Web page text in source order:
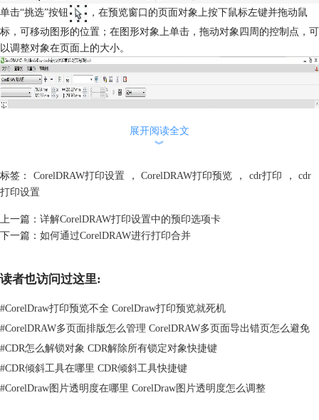
单击“挑选”按钮
，在预览窗口的页面对象上按下鼠标左键并拖动鼠
标，可移动图形的位置；在图形对象上单击，拖动对象四周的控制点，可
以调整对象在页面上的大小。
单击“页面中的图像位置”按钮，在弹出的的下拉列表中可选择打印对象在
展开阅读全文
︾
标签： CorelDRAW打印设置 ， CorelDRAW打印预览 ， cdr打印 ，
cdr
打印设置
上一篇： 详解CorelDRAW打印设置中的预印选项卡
下一篇： 如何通过CorelDRAW进行打印合并
读者也访问过这里:
#CorelDraw打印预览不全 CorelDraw打印预览就死机
#CorelDRAW多页面排版怎么管理 CorelDRAW多页面导出错页怎么避免
#CDR怎么解锁对象 CDR解除所有锁定对象快捷键
#CDR倾斜工具在哪里 CDR倾斜工具快捷键
#CorelDraw图片透明度在哪里 CorelDraw图片透明度怎么调整